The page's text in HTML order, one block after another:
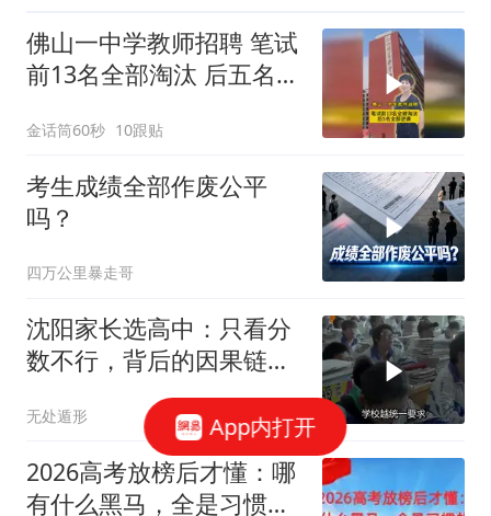
佛山一中学教师招聘 笔试
前13名全部淘汰 后五名全
金话筒60秒 10跟贴
考生成绩全部作废公平
吗？
四万公里暴走哥
沈阳家长选高中：只看分
数不行，背后的因果链你
无处遁形
2026高考放榜后才懂：哪
有什么黑马，全是习惯的
App内打开